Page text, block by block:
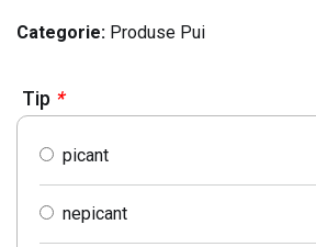
Categorie: Produse Pui
Tip *
picant
nepicant